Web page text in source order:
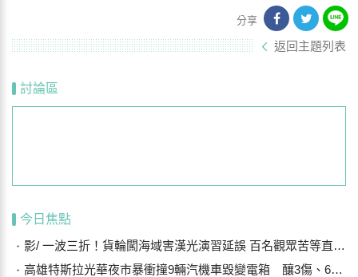
分享
返回主題列表
討論區
今日焦點
影/ 一波三折！貨輪闖海域害漢光演習延誤 百名觀眾苦等直呼可惜
高雄特斯拉光華夜市暴衝撞9輛汽機車毀變電箱 釀3傷、600戶停電